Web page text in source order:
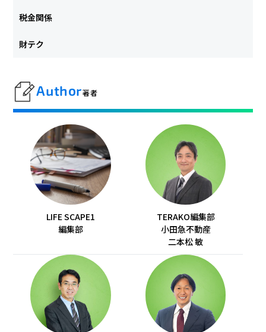
税金関係
財テク
Author著者
LIFE SCAPE1
編集部
TERAKO編集部
小田急不動産
二本松 敏